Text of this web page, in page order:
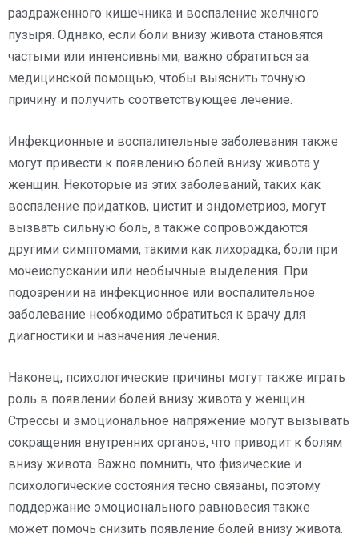
раздраженного кишечника и воспаление желчного
пузыря. Однако, если боли внизу живота становятся
частыми или интенсивными, важно обратиться за
медицинской помощью, чтобы выяснить точную
причину и получить соответствующее лечение.
Инфекционные и воспалительные заболевания также
могут привести к появлению болей внизу живота у
женщин. Некоторые из этих заболеваний, таких как
воспаление придатков, цистит и эндометриоз, могут
вызвать сильную боль, а также сопровождаются
другими симптомами, такими как лихорадка, боли при
мочеиспускании или необычные выделения. При
подозрении на инфекционное или воспалительное
заболевание необходимо обратиться к врачу для
диагностики и назначения лечения.
Наконец, психологические причины могут также играть
роль в появлении болей внизу живота у женщин.
Стрессы и эмоциональное напряжение могут вызывать
сокращения внутренних органов, что приводит к болям
внизу живота. Важно помнить, что физические и
психологические состояния тесно связаны, поэтому
поддержание эмоционального равновесия также
может помочь снизить появление болей внизу живота.